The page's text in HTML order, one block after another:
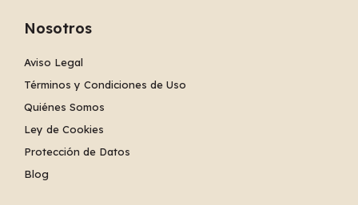
Nosotros
Aviso Legal
Términos y Condiciones de Uso
Quiénes Somos
Ley de Cookies
Protección de Datos
Blog